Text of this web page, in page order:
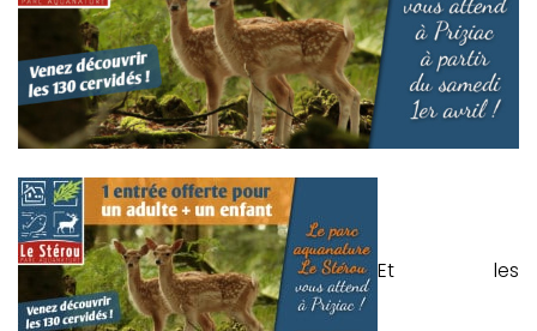
Et les